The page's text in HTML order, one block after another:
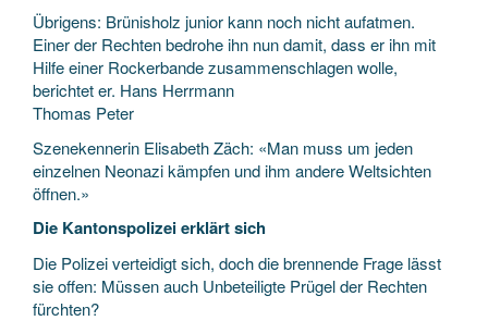
Übrigens: Brünisholz junior kann noch nicht aufatmen.
Einer der Rechten bedrohe ihn nun damit, dass er ihn mit
Hilfe einer Rockerbande zusammenschlagen wolle,
berichtet er. Hans Herrmann
Thomas Peter
Szenekennerin Elisabeth Zäch: «Man muss um jeden
einzelnen Neonazi kämpfen und ihm andere Weltsichten
öffnen.»
Die Kantonspolizei erklärt sich
Die Polizei verteidigt sich, doch die brennende Frage lässt
sie offen: Müssen auch Unbeteiligte Prügel der Rechten
fürchten?